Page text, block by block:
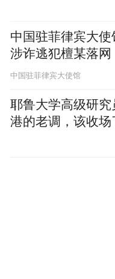
中国驻菲律宾大使
涉诈逃犯檀某落网
中国驻菲律宾大使馆
耶鲁大学高级研究
港的老调，该收场